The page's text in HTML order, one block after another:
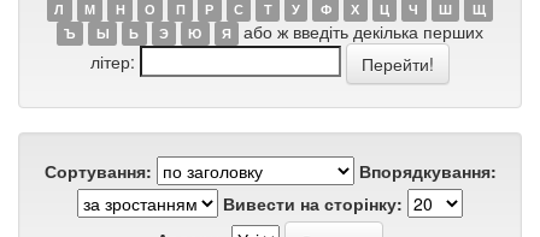
Л
М Н О П Р С Т У Ф Х Ц Ч Ш
Щ
Ъ
Ы Ь Э Ю Я
або ж введіть декілька перших
літер:
Сортування:
Впорядкування:
Вивести на сторінку: